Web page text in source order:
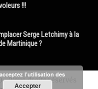
!!!
Serge Letchimy à la
Martinique ?
- Tous droits réservés
l’utilisation des
Accepter